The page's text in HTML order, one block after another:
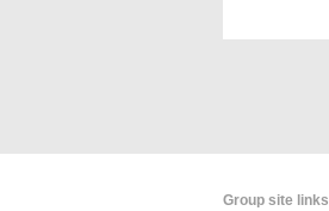
Group site links